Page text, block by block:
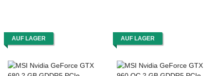
AUF LAGER AUF LAGER